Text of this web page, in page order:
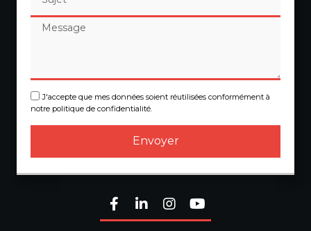
J'accepte que mes données soient réutilisées conformément à
notre politique de confidentialité.
Envoyer